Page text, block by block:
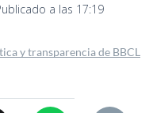
a las 17:19
y transparencia de BBCL